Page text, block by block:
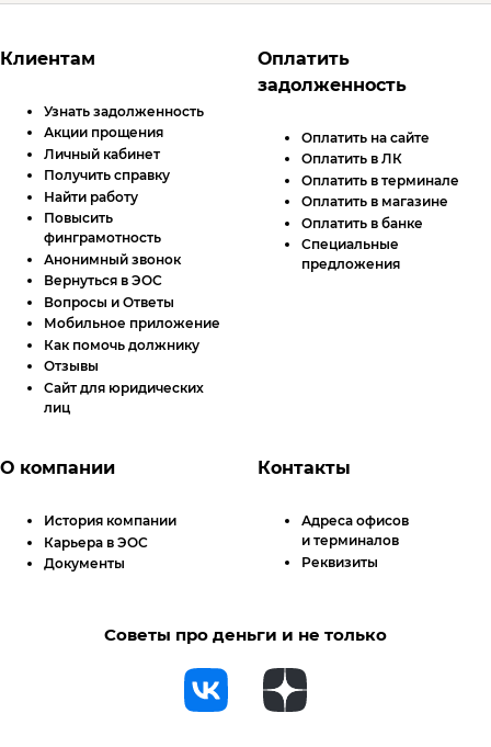
Футер сайта
Клиентам
Узнать задолженность
Акции прощения
Личный кабинет
Получить справку
Найти работу
Повысить
финграмотность
Анонимный звонок
Вернуться в ЭОС
Вопросы и Ответы
Мобильное приложение
Как помочь должнику
Отзывы
Сайт для юридических
лиц
Оплатить
задолженность
Оплатить на сайте
Оплатить вЛК
Оплатить в терминале
Оплатить в магазине
Оплатить в банке
Специальные
предложения
О компании
История компании
Карьера в ЭОС
Документы
Контакты
Адреса офисов
и терминалов
Реквизиты
Советы про деньги и не только